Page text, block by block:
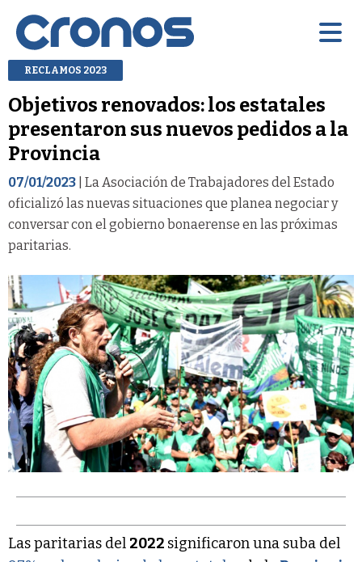
RECLAMOS 2023
Objetivos renovados: los estatales
presentaron sus nuevos pedidos a la
Provincia
07/01/2023 | La Asociación de Trabajadores del Estado
oficializó las nuevas situaciones que planea negociar y
conversar con el gobierno bonaerense en las próximas
paritarias.
Las paritarias del 2022 significaron una suba del